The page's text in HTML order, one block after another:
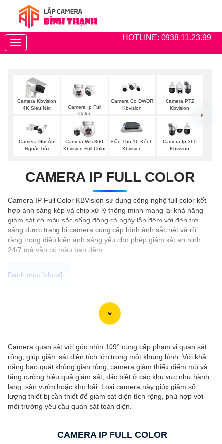
HOTLINE: 0938.11.23.99
Toggle
navigation
Camera Kbvision
4K Siêu Nét
Camera Ip Full
Color
Camera Có DWDR
Kbvision
Camera PTZ
Kbvision
Camera Ghi Âm
Ngoài Trời
Camera Wifi 360
Kbvision Full Color
Đầu Thu 16 Kênh
Kbvision
Camera Ip 360
Kbvision
CAMERA IP FULL COLOR
Camera IP Full Color KBVision sử dụng công nghệ full color kết
hợp ánh sáng kép và chip xử lý thông minh mang lại khả năng
giám sát có màu sắc sống động cả ngày lẫn đêm với đèn trợ
sáng được trang bị camera cung cấp hình ảnh sắc nét và rõ
ràng trong điều kiện ánh sáng yếu cho phép giám sát an ninh
24/7 mà vẫn có màu ban đêm.
Camera Kbvision với chiết khấu cao và giải pháp phù hợp trong
ngữ cảnh của một đại lý công nghệ:
biệt và được tư vấn về giải pháp chính xác nhất cho nhu cầu an
ninh của bạn!"
️🏅️2: "Bạn muốn mua Camera Kbvision với giá ưu đãi và giải
pháp phù hợp? Liên hệ ngay với chúng tôi để được hỗ trợ tốt
nhất từ đội ngũ chuyên gia có kinh nghiệm!"
️🥈3:"Chúng tôi cam kết cung cấp Camera Kbvision chính hãng
với chiết khấu cao nhất trên thị trường. Hãy đến với chúng tôi để
Hy vọng những câu giới thiệu trên sẽ giúp bạn thành công trong
Camera quan sát với góc nhìn 109° cung cấp phạm vi quan sát
rộng, giúp giám sát diện tích lớn trong một khung hình. Với khả
năng bao quát không gian rộng, camera giảm thiểu điểm mù và
tăng cường hiệu quả giám sát, đặc biệt ở các khu vực như hành
lang, sân vườn hoặc kho bãi. Loại camera này giúp giảm số
lượng thiết bị cần thiết để giám sát diện tích rộng, phù hợp với
môi trường yêu cầu quan sát toàn diện.
CAMERA IP FULL COLOR